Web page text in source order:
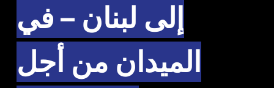
إلى لبنان – في
الميدان من أجل